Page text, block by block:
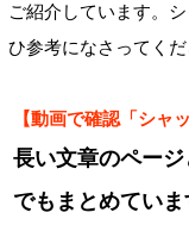
ご紹介しています。
ひ参考になさってくだ
【動画で確認「シャ
長い文章のペー
でもまとめてい